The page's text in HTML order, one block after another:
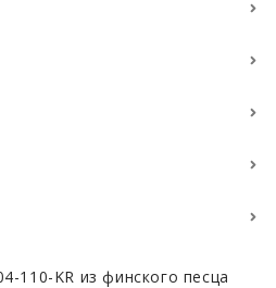
110-KR из финского песца